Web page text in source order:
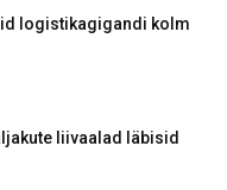
logistikagigandi kolm
liivaalad läbisid